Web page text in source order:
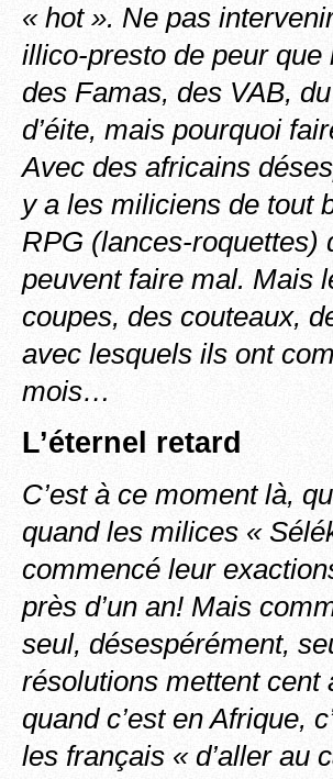
« hot ». Ne pas
illico-presto de peur que
des Famas, des VAB,
d’éite, mais pourquoi
Avec des africains
y a les miliciens de tout
RPG (lances-roquettes)
peuvent faire mal. Mais
coupes, des couteaux,
avec lesquels ils ont
mois…
L’éternel retard
C’est à ce moment là,
quand les milices «
commencé leur
près d’un an! Mais
seul, désespérément,
résolutions mettent cent
quand c’est en Afrique,
les français « d’aller au